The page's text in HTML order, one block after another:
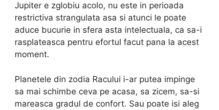
Jupiter e zglobiu acolo, nu este in perioada
restrictiva strangulata asa si atunci le poate
aduce bucurie in sfera asta intelectuala, ca sa-i
rasplateasca pentru efortul facut pana la acest
moment.
Planetele din zodia Racului i-ar putea impinge
sa mai schimbe ceva pe acasa, sa zicem, sa-si
mareasca gradul de confort. Sau poate isi aleg